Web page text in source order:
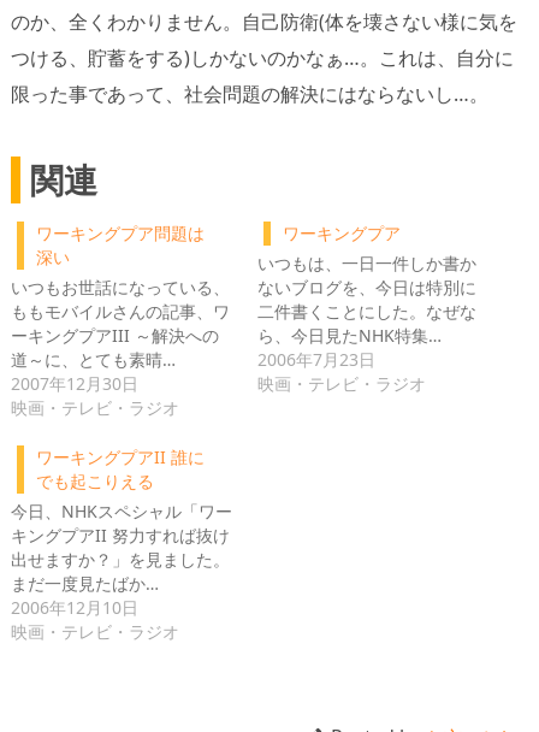
のか、全くわかりません。自己防衛(体を壊さない様に気を
つける、貯蓄をする)しかないのかなぁ…。これは、自分に
限った事であって、社会問題の解決にはならないし…。
関連
ワーキングプア問題は
深い
いつもお世話になっている、
ももモバイルさんの記事、ワ
ーキングプアIII ～解決への
道～に、とても素晴…
2007年12月30日
映画・テレビ・ラジオ
ワーキングプア
いつもは、一日一件しか書か
ないブログを、今日は特別に
二件書くことにした。なぜな
ら、今日見たNHK特集…
2006年7月23日
映画・テレビ・ラジオ
ワーキングプアII 誰に
でも起こりえる
今日、NHKスペシャル「ワー
キングプアII 努力すれば抜け
出せますか？」を見ました。
まだ一度見たばか…
2006年12月10日
映画・テレビ・ラジオ